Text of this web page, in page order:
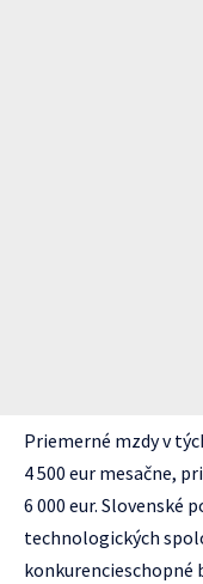
Priemerné mzdy v
4 500 eur mesačne,
6 000 eur. Slovenské
technologických
konkurencieschopné